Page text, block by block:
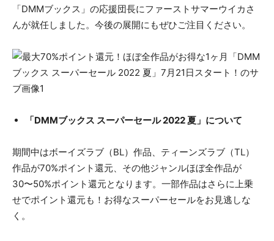
「DMMブックス」の応援団長にファーストサマーウイカさ
んが就任しました。今後の展開にもぜひご注目ください。
「DMMブックス スーパーセール 2022 夏」について
期間中はボーイズラブ（BL）作品、ティーンズラブ（TL）
作品が70%ポイント還元、その他ジャンルほぼ全作品が
30〜50%ポイント還元となります。一部作品はさらに上乗
せでポイント還元も！お得なスーパーセールをお見逃しな
く。